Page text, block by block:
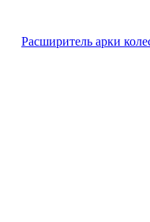
Расширитель арки